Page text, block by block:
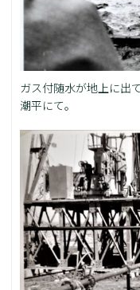
ガス付随水が地上に出
潮平にて。